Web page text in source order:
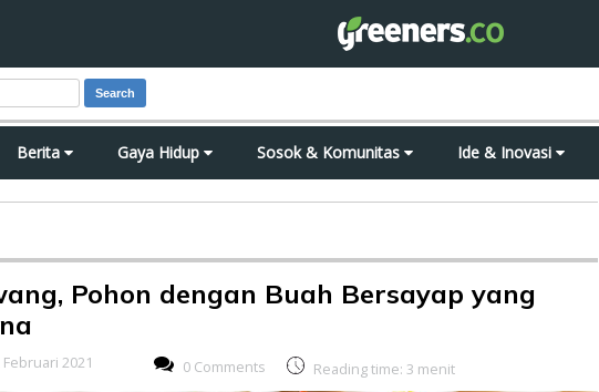
Search
Berita Gaya Hidup Sosok & Komunitas Ide & Inovasi
Pohon dengan Buah Bersayap yang
2021 0 Comments Reading time: 3 menit